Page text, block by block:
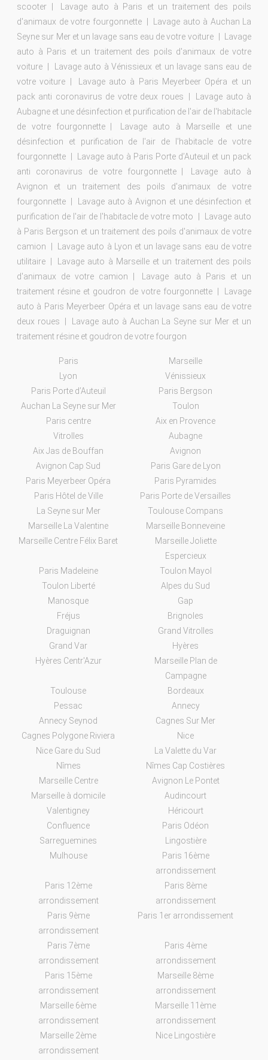
scooter
Lavage auto à Paris et un traitement des poils
d'animaux de votre fourgonnette
Lavage auto à Auchan La
Seyne sur Mer et un lavage sans eau de votre voiture
Lavage
auto à Paris et un traitement des poils d'animaux de votre
voiture
Lavage auto à Vénissieux et un lavage sans eau de
votre voiture
Lavage auto à Paris Meyerbeer Opéra et un
pack anti coronavirus de votre deux roues
Lavage auto à
Aubagne et une désinfection et purification de l'air de l'habitacle
de votre fourgonnette
Lavage auto à Marseille et une
désinfection et purification de l'air de l'habitacle de votre
fourgonnette
Lavage auto à Paris Porte d’Auteuil et un pack
anti coronavirus de votre fourgonnette
Lavage auto à
Avignon et un traitement des poils d'animaux de votre
fourgonnette
Lavage auto à Avignon et une désinfection et
purification de l'air de l'habitacle de votre moto
Lavage auto
à Paris Bergson et un traitement des poils d'animaux de votre
camion
Lavage auto à Lyon et un lavage sans eau de votre
utilitaire
Lavage auto à Marseille et un traitement des poils
d'animaux de votre camion
Lavage auto à Paris et un
traitement résine et goudron de votre fourgonnette
Lavage
auto à Paris Meyerbeer Opéra et un lavage sans eau de votre
deux roues
Lavage auto à Auchan La Seyne sur Mer et un
traitement résine et goudron de votre fourgon
Paris
Marseille
Lyon
Vénissieux
Paris Porte d’Auteuil
Paris Bergson
Auchan La Seyne sur Mer
Toulon
Paris centre
Aix en Provence
Vitrolles
Aubagne
Aix Jas de Bouffan
Avignon
Avignon Cap Sud
Paris Gare de Lyon
Paris Meyerbeer Opéra
Paris Pyramides
Paris Hôtel de Ville
Paris Porte de Versailles
La Seyne sur Mer
Toulouse Compans
Marseille La Valentine
Marseille Bonneveine
Marseille Centre Félix Baret
Marseille Joliette
Espercieux
Paris Madeleine
Toulon Mayol
Toulon Liberté
Alpes du Sud
Manosque
Gap
Fréjus
Brignoles
Draguignan
Grand Vitrolles
Grand Var
Hyères
Hyères Centr'Azur
Marseille Plan de
Campagne
Toulouse
Bordeaux
Pessac
Annecy
Annecy Seynod
Cagnes Sur Mer
Cagnes Polygone Riviera
Nice
Nice Gare du Sud
La Valette du Var
Nîmes
Nîmes Cap Costières
Marseille Centre
Avignon Le Pontet
Marseille à domicile
Audincourt
Valentigney
Héricourt
Confluence
Paris Odéon
Sarreguemines
Lingostière
Mulhouse
Paris 16ème
arrondissement
Paris 12ème
arrondissement
Paris 8ème
arrondissement
Paris 9ème
arrondissement
Paris 1er arrondissement
Paris 7ème
arrondissement
Paris 4ème
arrondissement
Paris 15ème
arrondissement
Marseille 8ème
arrondissement
Marseille 6ème
arrondissement
Marseille 11ème
arrondissement
Marseille 2ème
arrondissement
Nice Lingostière